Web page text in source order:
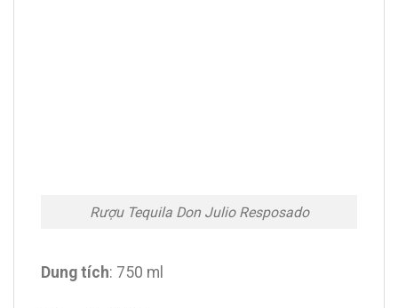
Rượu Tequila Don Julio Resposado
Dung tích: 750 ml